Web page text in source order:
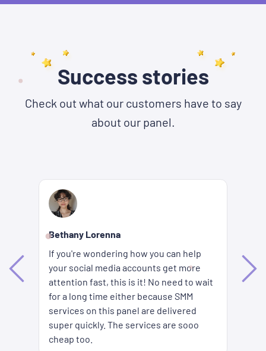
Success stories
Check out what our customers have to say
about our panel.
Bethany Lorenna
If you're wondering how you can help
your social media accounts get more
attention fast, this is it! No need to wait
for a long time either because SMM
services on this panel are delivered
super quickly. The services are sooo
cheap too.